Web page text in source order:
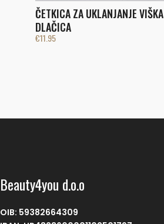
ČETKICA ZA UKLANJANJE VIŠKA
DLAČICA
€11.95
Beauty4you d.o.o
OIB: 59382664309